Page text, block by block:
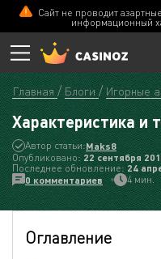
Сайт не проводит
информационный
Главная Блоги Игорные
Характеристика и
Автор статьи:Maks8
Опубликовано:22 сентября
Последнее обновление:24
0 комментариев
4 мин.
Оглавление